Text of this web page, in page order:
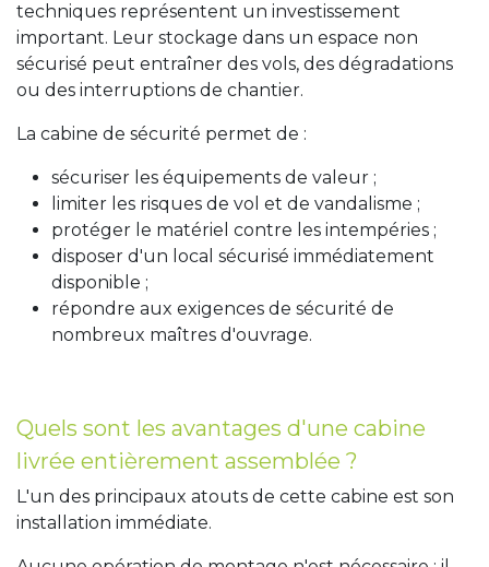
techniques représentent un investissement
important. Leur stockage dans un espace non
sécurisé peut entraîner des vols, des dégradations
ou des interruptions de chantier.
La cabine de sécurité permet de :
sécuriser les équipements de valeur ;
limiter les risques de vol et de vandalisme ;
protéger le matériel contre les intempéries ;
disposer d'un local sécurisé immédiatement
disponible ;
répondre aux exigences de sécurité de
nombreux maîtres d'ouvrage.
Quels sont les avantages d'une cabine
livrée entièrement assemblée ?
L'un des principaux atouts de cette cabine est son
installation immédiate.